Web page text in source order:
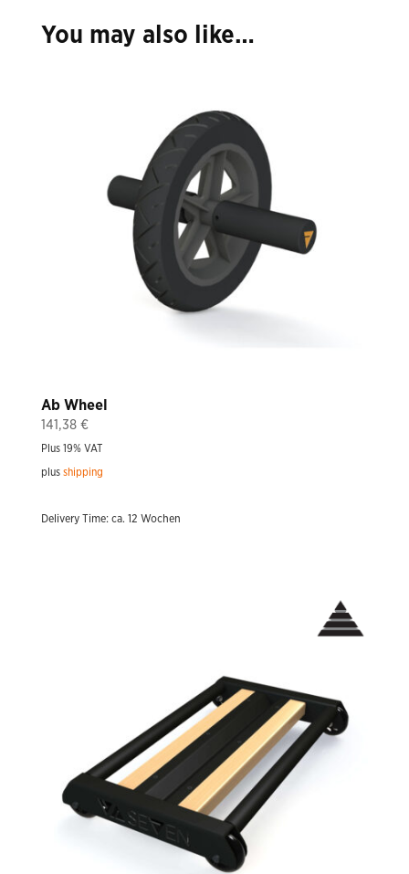
You may also like…
Ab Wheel
141,38 €
Plus 19% VAT
plus shipping
Delivery Time: ca. 12 Wochen